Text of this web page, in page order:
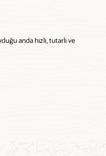
anda hızlı, tutarlı ve